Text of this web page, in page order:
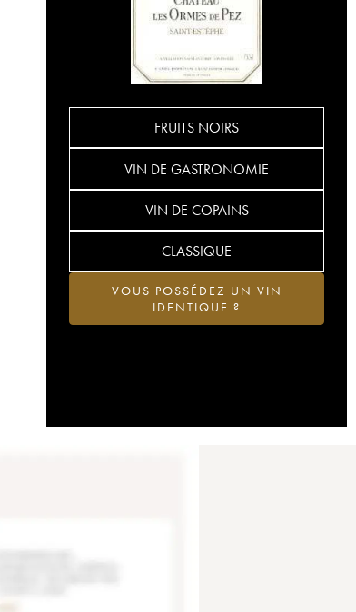
FRUITS NOIRS
VIN DE GASTRONOMIE
VIN DE COPAINS
CLASSIQUE
VOUS POSSÉDEZ UN VIN
IDENTIQUE ?